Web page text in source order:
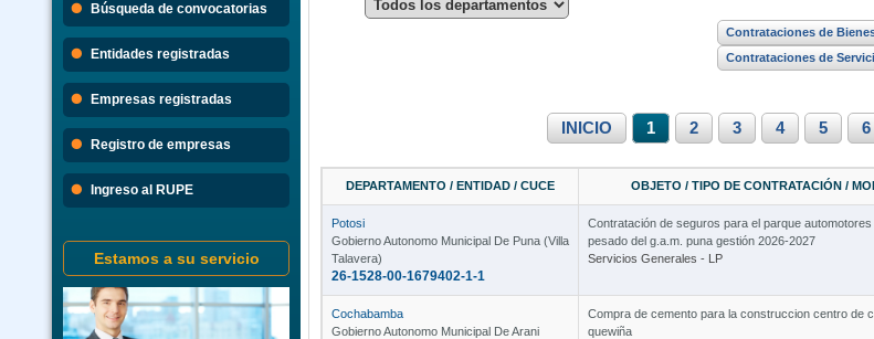
Búsqueda de convocatorias
Entidades registradas
Empresas registradas
Registro de empresas
Ingreso al RUPE
Estamos a su servicio
Contrataciones de
Contrataciones de
INICIO 1 2 3 4 5 6
DEPARTAMENTO / ENTIDAD / CUCE OBJETO / TIPO DE CONTRATACIÓN /
Potosi
Gobierno Autonomo Municipal De Puna (Villa
Talavera)
26-1528-00-1679402-1-1
Contratación de seguros para el parque
pesado del g.a.m. puna gestión 2026-2027
Servicios Generales - LP
Cochabamba
Gobierno Autonomo Municipal De Arani
Compra de cemento para la construccion centro de
quewiña